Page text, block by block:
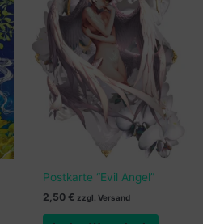
Postkarte “Evil Angel”
2,50€ zzgl. Versand